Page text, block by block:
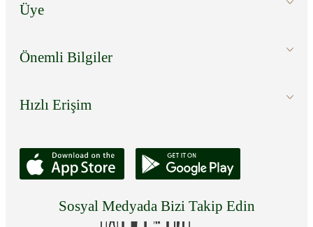
Üye
Önemli Bilgiler
Hızlı Erişim
Sosyal Medyada Bizi Takip Edin